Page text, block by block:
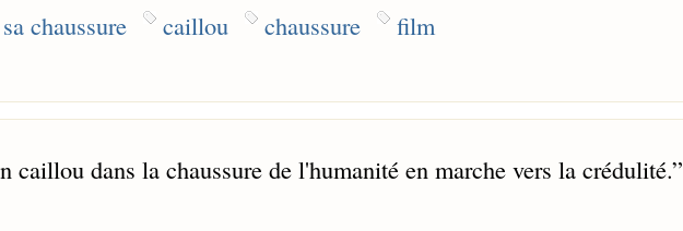
chaussure caillou chaussure film
caillou dans la chaussure de l'humanité en marche vers la crédulité.”